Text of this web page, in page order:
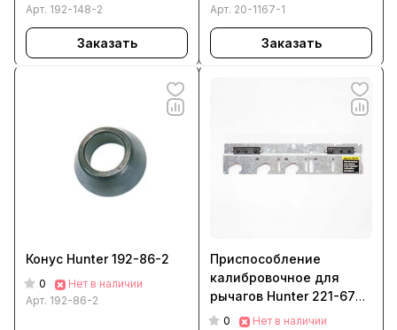
Арт. 192-148-2
Заказать
Арт. 20-1167-1
Заказать
Конус Hunter 192-86-2
0
Нет в наличии
Арт. 192-86-2
Приспособление
калибровочное для
рычагов Hunter 221-672-
1 GSP/DSP
0 Нет в наличии